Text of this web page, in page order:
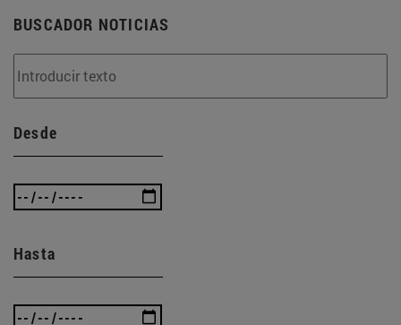
BUSCADOR NOTICIAS
Desde
Hasta